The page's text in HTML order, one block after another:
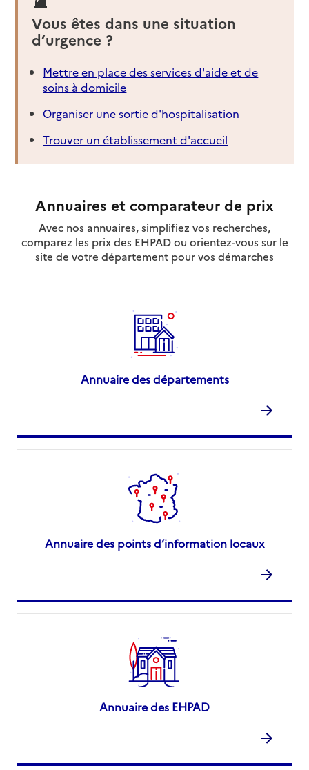
Vous êtes dans une situation
d’urgence ?
Mettre en place des services d'aide et de
soins à domicile
Organiser une sortie d'hospitalisation
Trouver un établissement d'accueil
Annuaires et comparateur de prix
Avec nos annuaires, simplifiez vos recherches,
comparez les prix des EHPAD ou orientez-vous sur le
site de votre département pour vos démarches
Annuaire des départements
Annuaire des points d’information locaux
Annuaire des EHPAD